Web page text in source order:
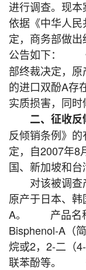
进行调查。现
依据《中华人
定，商务部做
公告如下：
部终裁决定，
的进口双酚A存
实质损害，同时
二、征收反
反倾销条例》
定，自2007年8
国、新加坡和台
对该被调查
原产于日本、
A。 产品名
Bisphenol-A
烷或2，2-二（
联苯酚等。